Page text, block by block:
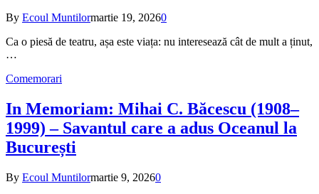
By Ecoul Muntilormartie 19, 20260
Ca o piesă de teatru, așa este viața: nu interesează cât de mult a ținut,
…
Comemorari
In Memoriam: Mihai C. Băcescu (1908–
1999) – Savantul care a adus Oceanul la
București
By Ecoul Muntilormartie 9, 20260